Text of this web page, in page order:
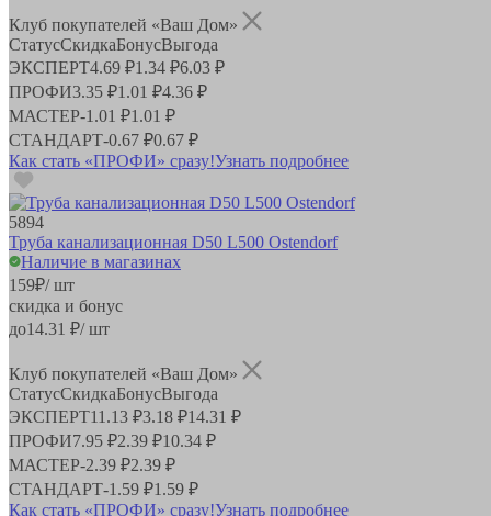
Клуб покупателей «Ваш Дом»
СтатусСкидкаБонусВыгода
ЭКСПЕРТ4.69 ₽1.34 ₽6.03 ₽
ПРОФИ3.35 ₽1.01 ₽4.36 ₽
МАСТЕР-1.01 ₽1.01 ₽
СТАНДАРТ-0.67 ₽0.67 ₽
Как стать «ПРОФИ» сразу!Узнать подробнее
5894
Труба канализационная D50 L500 Ostendorf
Наличие в магазинах
159₽/ шт
скидка и бонус
до14.31 ₽/ шт
Клуб покупателей «Ваш Дом»
СтатусСкидкаБонусВыгода
ЭКСПЕРТ11.13 ₽3.18 ₽14.31 ₽
ПРОФИ7.95 ₽2.39 ₽10.34 ₽
МАСТЕР-2.39 ₽2.39 ₽
СТАНДАРТ-1.59 ₽1.59 ₽
Как стать «ПРОФИ» сразу!Узнать подробнее